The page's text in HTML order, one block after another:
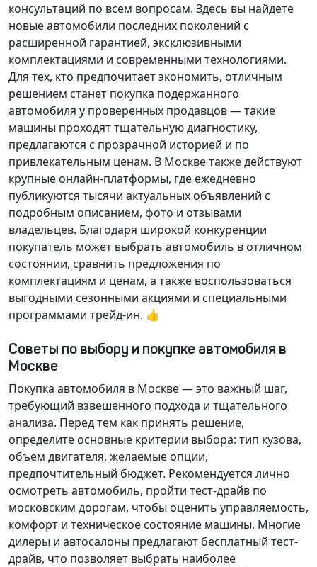
консультаций по всем вопросам. Здесь вы найдете
новые автомобили последних поколений с
расширенной гарантией, эксклюзивными
комплектациями и современными технологиями.
Для тех, кто предпочитает экономить, отличным
решением станет покупка подержанного
автомобиля у проверенных продавцов — такие
машины проходят тщательную диагностику,
предлагаются с прозрачной историей и по
привлекательным ценам. В Москве также действуют
крупные онлайн-платформы, где ежедневно
публикуются тысячи актуальных объявлений с
подробным описанием, фото и отзывами
владельцев. Благодаря широкой конкуренции
покупатель может выбрать автомобиль в отличном
состоянии, сравнить предложения по
комплектациям и ценам, а также воспользоваться
выгодными сезонными акциями и специальными
программами трейд-ин. 👍
Советы по выбору и покупке автомобиля в
Москве
Покупка автомобиля в Москве — это важный шаг,
требующий взвешенного подхода и тщательного
анализа. Перед тем как принять решение,
определите основные критерии выбора: тип кузова,
объем двигателя, желаемые опции,
предпочтительный бюджет. Рекомендуется лично
осмотреть автомобиль, пройти тест-драйв по
московским дорогам, чтобы оценить управляемость,
комфорт и техническое состояние машины. Многие
дилеры и автосалоны предлагают бесплатный тест-
драйв, что позволяет выбрать наиболее